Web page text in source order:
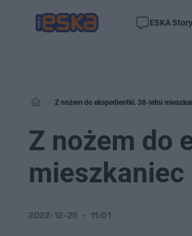
ESKA Story
Z nożem do ekspedientki. 38-letni
Z nożem do
2022-12-29 11:01